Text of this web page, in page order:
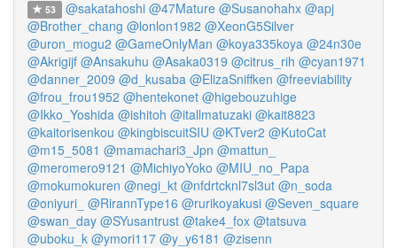
53 @sakatahoshi @47Mature @Susanohahx @apj
@Brother_chang @lonlon1982 @XeonG5Silver
@uron_mogu2 @GameOnlyMan @koya335koya @24n30e
@Akrigijf @Ansakuhu @Asaka0319 @citrus_rih @cyan1971
@danner_2009 @d_kusaba @ElizaSniffken @freeviability
@frou_frou1952 @hentekonet @higebouzuhige
@Ikko_Yoshida @ishitoh @itallmatuzaki @kait8823
@kaitorisenkou @kingbiscuitSIU @KTver2 @KutoCat
@m15_5081 @mamachari3_Jpn @mattun_
@meromero9121 @MichiyoYoko @MIU_no_Papa
@mokumokuren @negi_kt @nfdrtcknl7sl3ut @n_soda
@oniyuri_ @RirannType16 @rurikoyakusi @Seven_square
@swan_day @SYusantrust @take4_fox @tatsuva
@uboku_k @ymori117 @y_y6181 @zisenn